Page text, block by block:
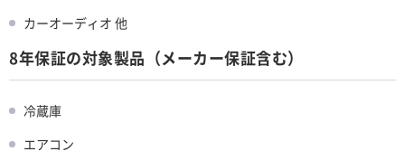
カーオーディオ 他
8年保証の対象製品（メーカー保証含む）
冷蔵庫
エアコン